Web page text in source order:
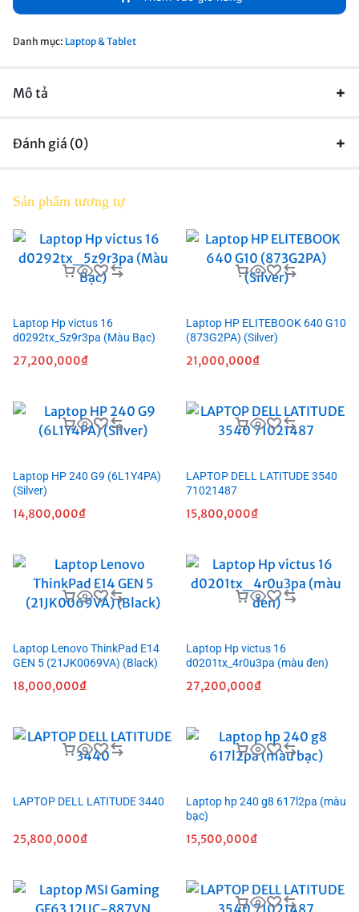
Danh mục: Laptop & Tablet
Mô tả
Đánh giá (0)
Sản phẩm tương tự
Laptop Hp victus 16
d0292tx_5z9r3pa (Màu Bạc)
27,200,000₫
Laptop HP ELITEBOOK 640 G10
(873G2PA) (Silver)
21,000,000₫
Laptop HP 240 G9 (6L1Y4PA)
(Silver)
14,800,000₫
LAPTOP DELL LATITUDE 3540
71021487
15,800,000₫
Laptop Lenovo ThinkPad E14
GEN 5 (21JK0069VA) (Black)
18,000,000₫
Laptop Hp victus 16
d0201tx_4r0u3pa (màu đen)
27,200,000₫
LAPTOP DELL LATITUDE 3440
25,800,000₫
Laptop hp 240 g8 617l2pa (màu
bạc)
15,500,000₫